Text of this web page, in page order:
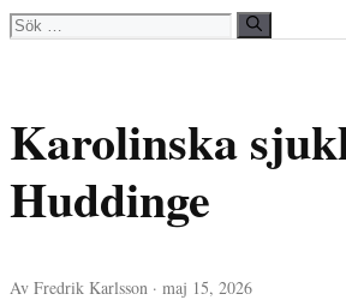
Sök
efter:
Karolinska
Huddinge
Av Fredrik Karlsson · maj 15, 2026